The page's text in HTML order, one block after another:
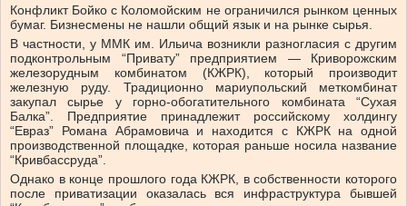
Конфликт Бойко с Коломойским не ограничился рынком ценных
бумаг. Бизнесмены не нашли общий язык и на рынке сырья.
В частности, у ММК им. Ильича возникли разногласия с другим
подконтрольным “Привату” предприятием — Криворожским
железорудным комбинатом (КЖРК), который производит
железную руду. Традиционно мариупольский меткомбинат
закупал сырье у горно-обогатительного комбината “Сухая
Балка”. Предприятие принадлежит российскому холдингу
“Евраз” Романа Абрамовича и находится с КЖРК на одной
производственной площадке, которая раньше носила название
“Кривбассруда”.
Однако в конце прошлого года КЖРК, в собственности которого
после приватизации оказалась вся инфраструктура бывшей